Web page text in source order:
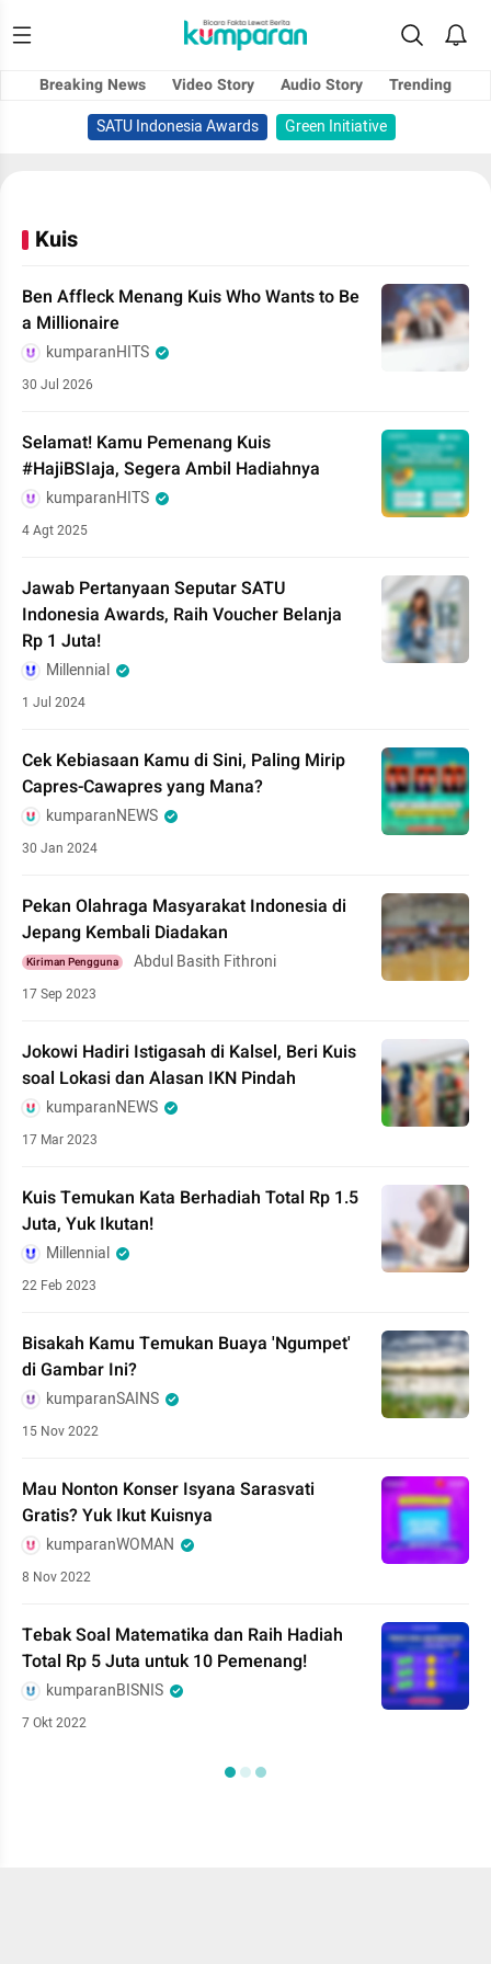
Breaking News Video Story Audio Story
Trending
SATU Indonesia Awards
Green Initiative
Kuis
Ben Affleck Menang Kuis Who Wants to Be
a Millionaire
kumparanHITS
30 Jul 2026
Selamat! Kamu Pemenang Kuis
#HajiBSIaja, Segera Ambil Hadiahnya
kumparanHITS
4 Agt 2025
Jawab Pertanyaan Seputar SATU
Indonesia Awards, Raih Voucher Belanja
Rp 1 Juta!
Millennial
1 Jul 2024
Cek Kebiasaan Kamu di Sini, Paling Mirip
Capres-Cawapres yang Mana?
kumparanNEWS
30 Jan 2024
Pekan Olahraga Masyarakat Indonesia di
Jepang Kembali Diadakan
Kiriman Pengguna Abdul Basith Fithroni
17 Sep 2023
Jokowi Hadiri Istigasah di Kalsel, Beri Kuis
soal Lokasi dan Alasan IKN Pindah
kumparanNEWS
17 Mar 2023
Kuis Temukan Kata Berhadiah Total Rp 1.5
Juta, Yuk Ikutan!
Millennial
22 Feb 2023
Bisakah Kamu Temukan Buaya 'Ngumpet'
di Gambar Ini?
kumparanSAINS
15 Nov 2022
Mau Nonton Konser Isyana Sarasvati
Gratis? Yuk Ikut Kuisnya
kumparanWOMAN
8 Nov 2022
Tebak Soal Matematika dan Raih Hadiah
Total Rp 5 Juta untuk 10 Pemenang!
kumparanBISNIS
7 Okt 2022